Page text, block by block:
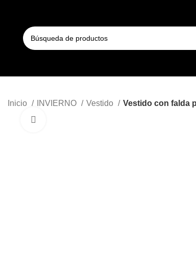
Inicio INVIERNO Vestido Vestido con falda